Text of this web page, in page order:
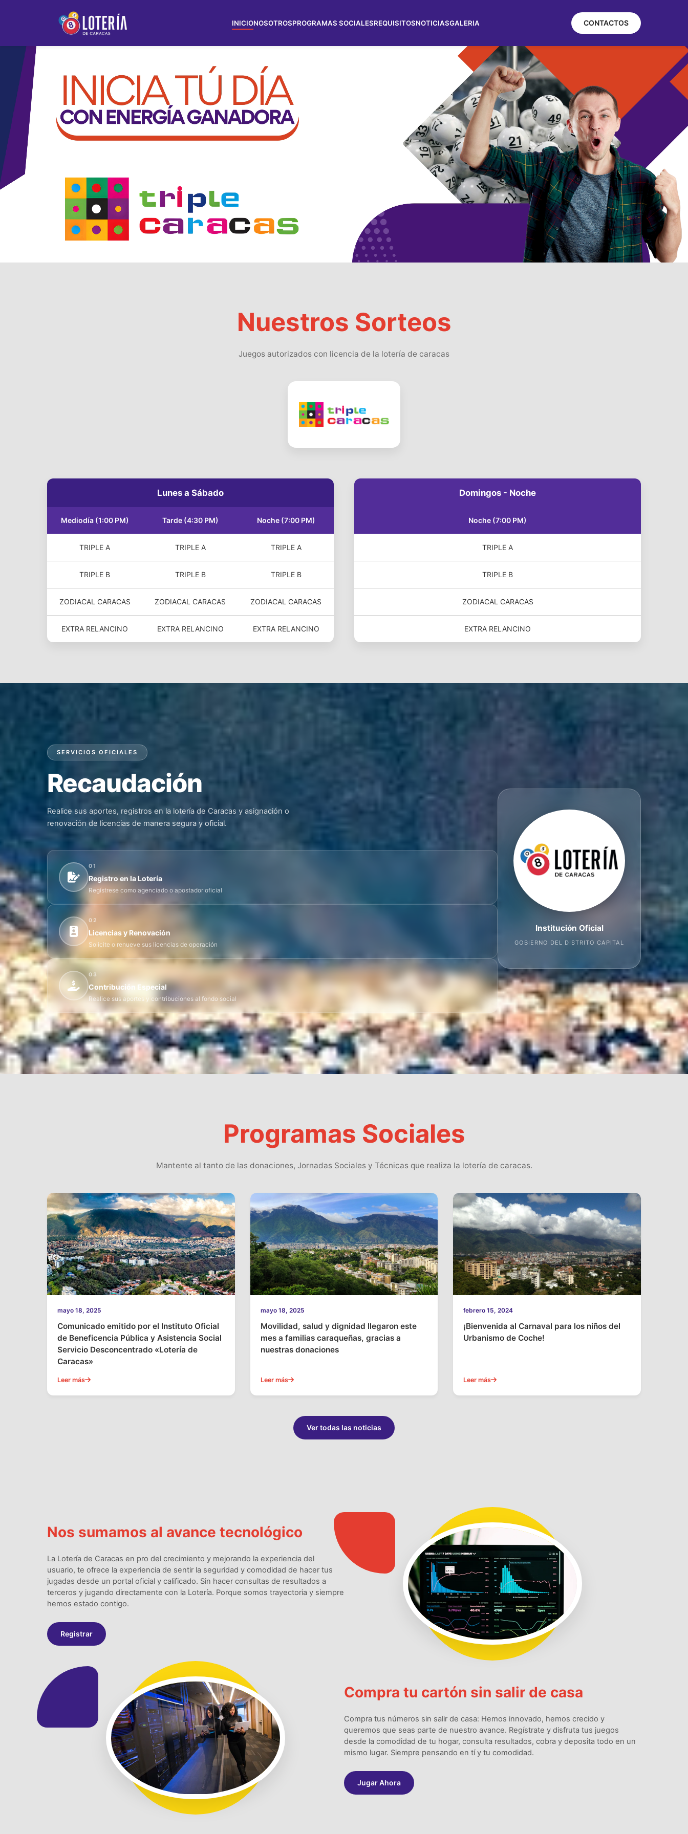
INICIONOSOTROSPROGRAMAS SOCIALESREQUISITOSNOTICIASGALERIA CONTACTOS
Nuestros Sorteos
Juegos autorizados con licencia de la lotería de caracas
Lunes a Sábado
Mediodía (1:00 PM) Tarde (4:30 PM) Noche (7:00 PM)
TRIPLE A TRIPLE A TRIPLE A
TRIPLE B TRIPLE B TRIPLE B
ZODIACAL CARACAS ZODIACAL CARACAS ZODIACAL CARACAS
EXTRA RELANCINO EXTRA RELANCINO EXTRA RELANCINO
Domingos - Noche
Noche (7:00 PM)
TRIPLE A
TRIPLE B
ZODIACAL CARACAS
EXTRA RELANCINO
SERVICIOS OFICIALES
Recaudación
Realice sus aportes, registros en la lotería de Caracas y asignación o
renovación de licencias de manera segura y oficial.
01
Registro en la Lotería
Regístrese como agenciado o apostador oficial
02
Licencias y Renovación
Solicite o renueve sus licencias de operación
03
Contribución Especial
Realice sus aportes y contribuciones al fondo social
Institución Oficial
GOBIERNO DEL DISTRITO CAPITAL
Programas Sociales
Mantente al tanto de las donaciones, Jornadas Sociales y Técnicas que realiza la lotería de caracas.
mayo 18, 2025
Comunicado emitido por el Instituto Oficial
de Beneficencia Pública y Asistencia Social
Servicio Desconcentrado «Lotería de
Caracas»
Leer más
mayo 18, 2025
Movilidad, salud y dignidad llegaron este
mes a familias caraqueñas, gracias a
nuestras donaciones
Leer más
febrero 15, 2024
¡Bienvenida al Carnaval para los niños del
Urbanismo de Coche!
Leer más
Ver todas las noticias
Nos sumamos al avance tecnológico
La Lotería de Caracas en pro del crecimiento y mejorando la experiencia del
usuario, te ofrece la experiencia de sentir la seguridad y comodidad de hacer tus
jugadas desde un portal oficial y calificado. Sin hacer consultas de resultados a
terceros y jugando directamente con la Lotería. Porque somos trayectoria y siempre
hemos estado contigo.
Registrar
Compra tu cartón sin salir de casa
Compra tus números sin salir de casa: Hemos innovado, hemos crecido y
queremos que seas parte de nuestro avance. Regístrate y disfruta tus juegos
desde la comodidad de tu hogar, consulta resultados, cobra y deposita todo en un
mismo lugar. Siempre pensando en tí y tu comodidad.
Jugar Ahora